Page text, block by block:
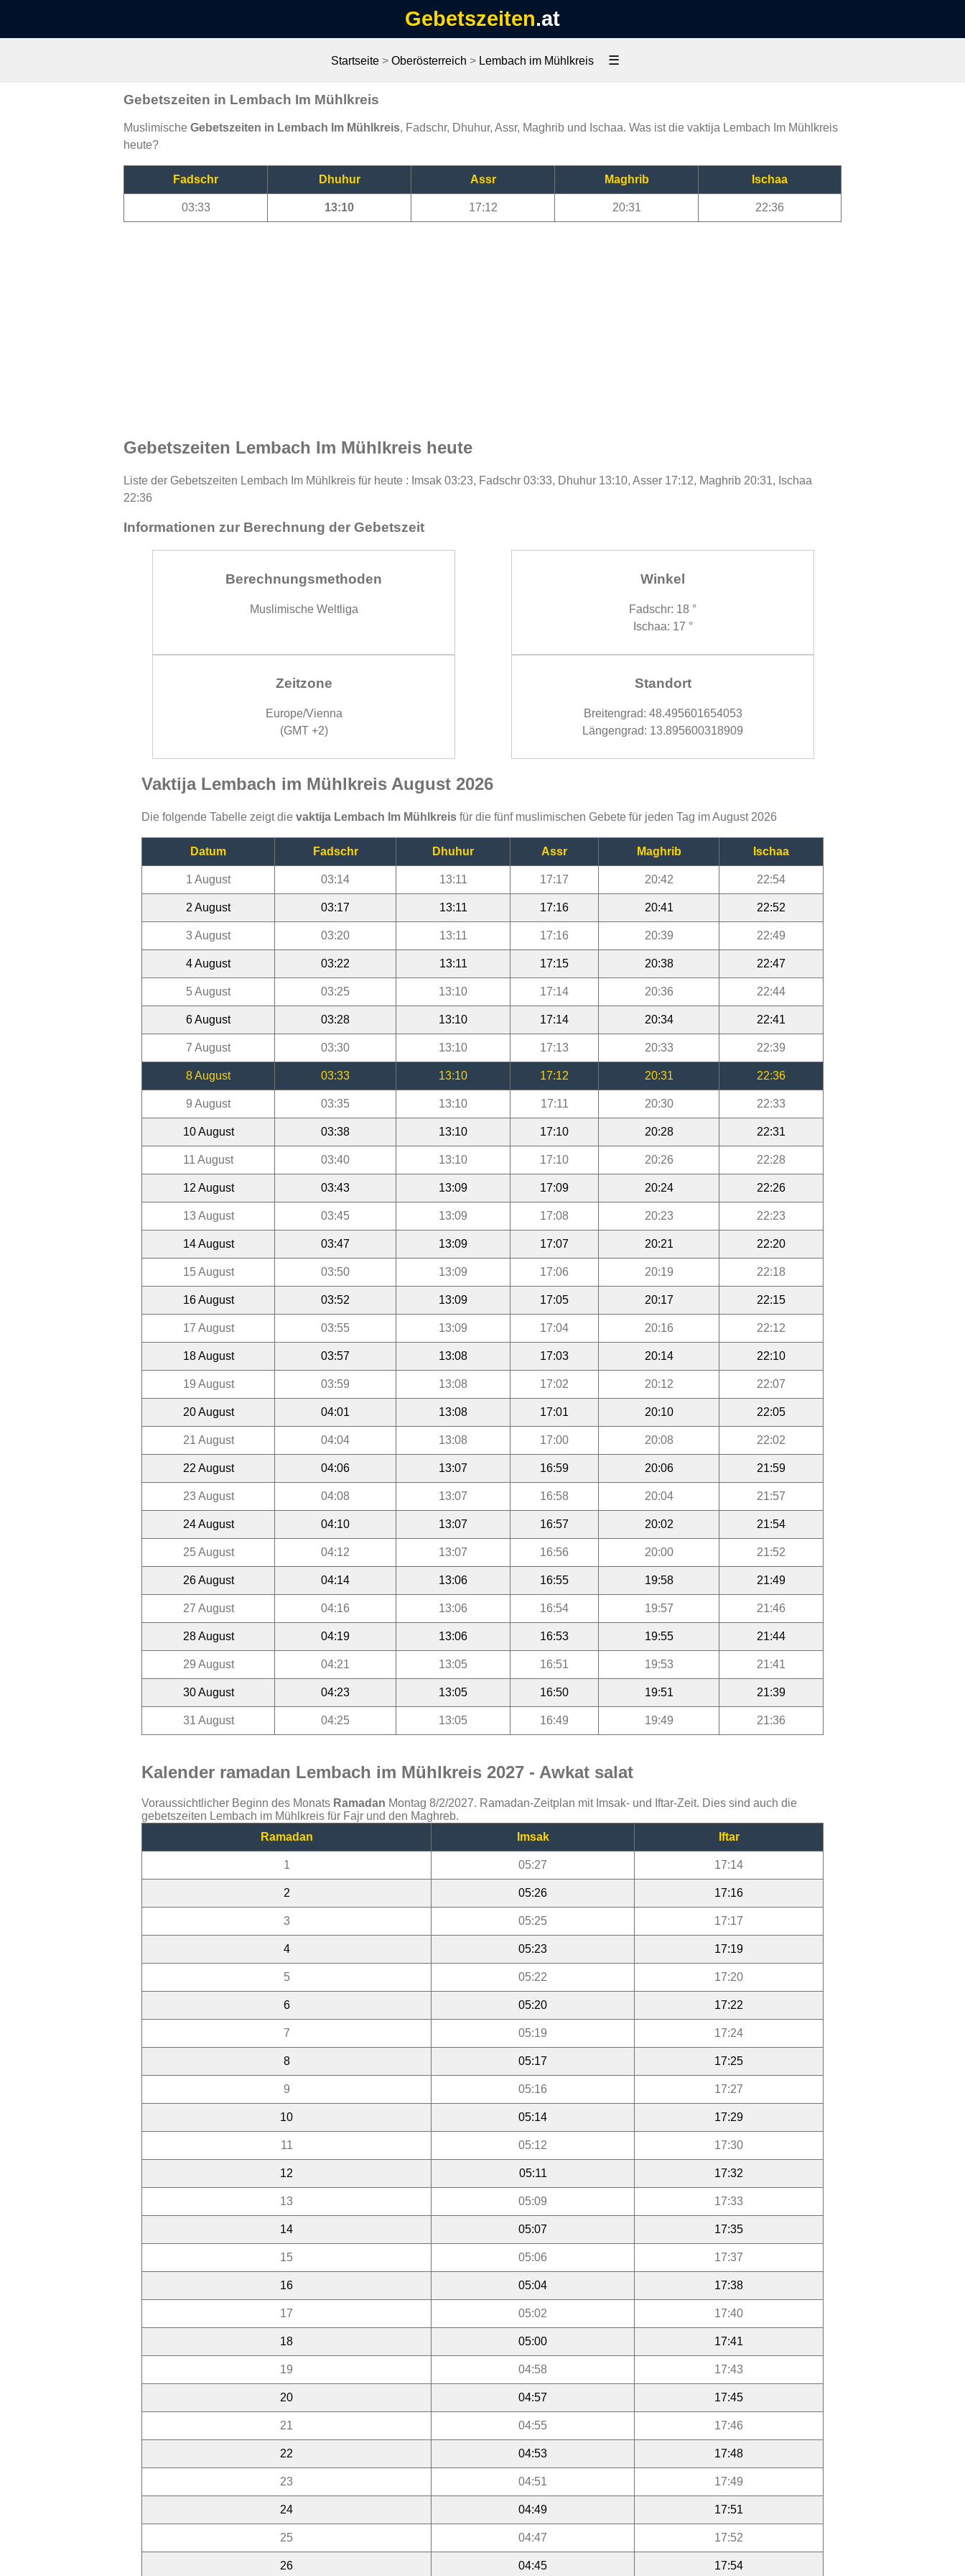
Gebetszeiten.at
Startseite > Oberösterreich > Lembach im Mühlkreis ☰
Gebetszeiten in Lembach Im Mühlkreis
Muslimische Gebetszeiten in Lembach Im Mühlkreis, Fadschr, Dhuhur, Assr, Maghrib und Ischaa. Was ist die vaktija Lembach Im Mühlkreis
heute?
Fadschr Dhuhur Assr Maghrib Ischaa
03:33 13:10 17:12 20:31 22:36
Gebetszeiten Lembach Im Mühlkreis heute
Liste der Gebetszeiten Lembach Im Mühlkreis für heute : Imsak 03:23, Fadschr 03:33, Dhuhur 13:10, Asser 17:12, Maghrib 20:31, Ischaa
22:36
Informationen zur Berechnung der Gebetszeit
Berechnungsmethoden
Muslimische Weltliga
Winkel
Fadschr: 18 °
Ischaa: 17 °
Zeitzone
Europe/Vienna
(GMT +2)
Standort
Breitengrad: 48.495601654053
Längengrad: 13.895600318909
Vaktija Lembach im Mühlkreis August 2026
Die folgende Tabelle zeigt die vaktija Lembach Im Mühlkreis für die fünf muslimischen Gebete für jeden Tag im August 2026
Datum Fadschr Dhuhur Assr Maghrib Ischaa
1 August 03:14 13:11 17:17 20:42 22:54
2 August 03:17 13:11 17:16 20:41 22:52
3 August 03:20 13:11 17:16 20:39 22:49
4 August 03:22 13:11 17:15 20:38 22:47
5 August 03:25 13:10 17:14 20:36 22:44
6 August 03:28 13:10 17:14 20:34 22:41
7 August 03:30 13:10 17:13 20:33 22:39
8 August 03:33 13:10 17:12 20:31 22:36
9 August 03:35 13:10 17:11 20:30 22:33
10 August 03:38 13:10 17:10 20:28 22:31
11 August 03:40 13:10 17:10 20:26 22:28
12 August 03:43 13:09 17:09 20:24 22:26
13 August 03:45 13:09 17:08 20:23 22:23
14 August 03:47 13:09 17:07 20:21 22:20
15 August 03:50 13:09 17:06 20:19 22:18
16 August 03:52 13:09 17:05 20:17 22:15
17 August 03:55 13:09 17:04 20:16 22:12
18 August 03:57 13:08 17:03 20:14 22:10
19 August 03:59 13:08 17:02 20:12 22:07
20 August 04:01 13:08 17:01 20:10 22:05
21 August 04:04 13:08 17:00 20:08 22:02
22 August 04:06 13:07 16:59 20:06 21:59
23 August 04:08 13:07 16:58 20:04 21:57
24 August 04:10 13:07 16:57 20:02 21:54
25 August 04:12 13:07 16:56 20:00 21:52
26 August 04:14 13:06 16:55 19:58 21:49
27 August 04:16 13:06 16:54 19:57 21:46
28 August 04:19 13:06 16:53 19:55 21:44
29 August 04:21 13:05 16:51 19:53 21:41
30 August 04:23 13:05 16:50 19:51 21:39
31 August 04:25 13:05 16:49 19:49 21:36
Kalender ramadan Lembach im Mühlkreis 2027 - Awkat salat
Voraussichtlicher Beginn des Monats Ramadan Montag 8/2/2027. Ramadan-Zeitplan mit Imsak- und Iftar-Zeit. Dies sind auch die
gebetszeiten Lembach im Mühlkreis für Fajr und den Maghreb.
Ramadan
Imsak Iftar
1 05:27 17:14
2 05:26 17:16
3 05:25 17:17
4 05:23 17:19
5 05:22 17:20
6 05:20 17:22
7 05:19 17:24
8 05:17 17:25
9 05:16 17:27
10 05:14 17:29
11 05:12 17:30
12 05:11 17:32
13 05:09 17:33
14 05:07 17:35
15 05:06 17:37
16 05:04 17:38
17 05:02 17:40
18 05:00 17:41
19 04:58 17:43
20 04:57 17:45
21 04:55 17:46
22 04:53 17:48
23 04:51 17:49
24 04:49 17:51
25 04:47 17:52
26 04:45 17:54